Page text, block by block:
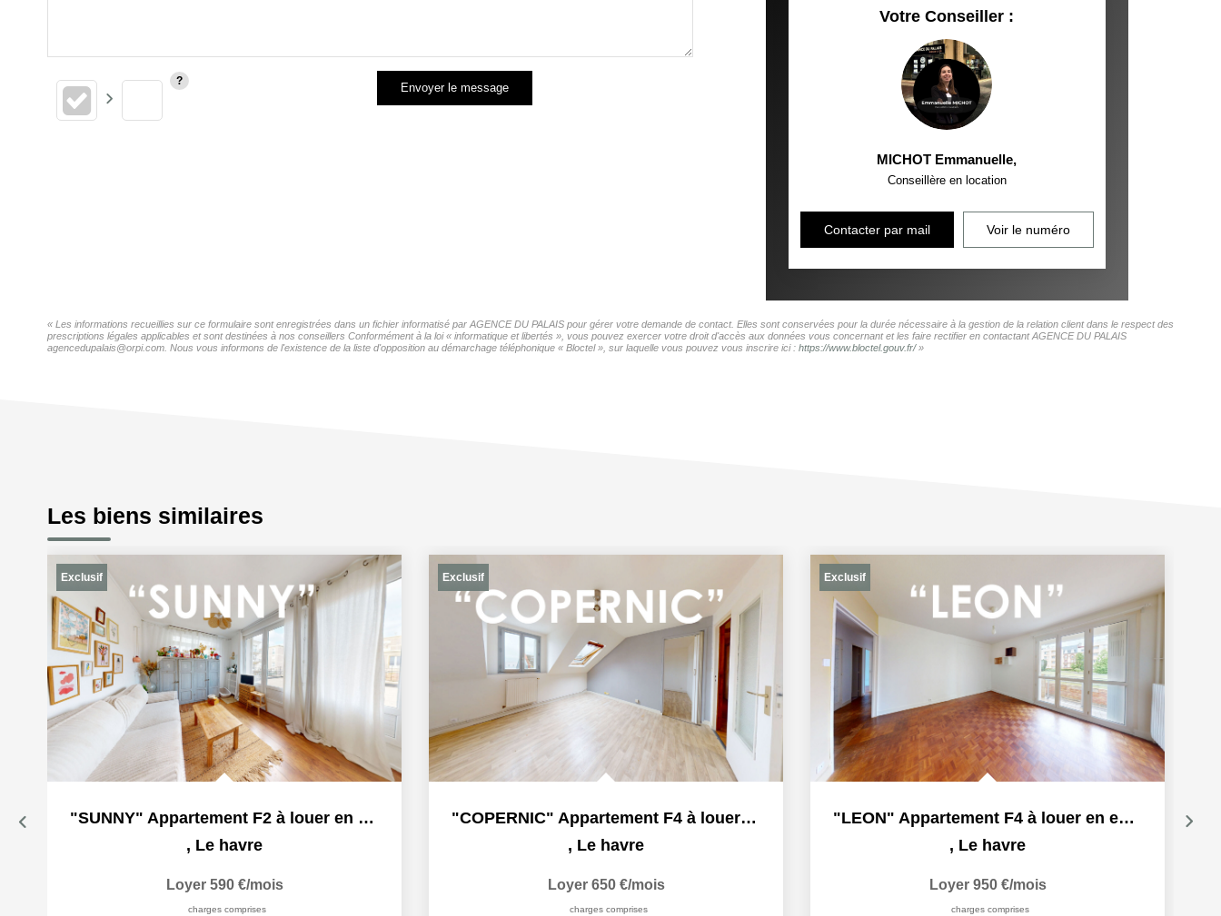
Envoyer le message
Votre Conseiller :
MICHOT Emmanuelle,
Conseillère en location
Contacter par mail Voir le numéro
« Les informations recueillies sur ce formulaire sont enregistrées dans un fichier informatisé par AGENCE DU PALAIS pour gérer votre demande de contact. Elles sont conservées pour la durée nécessaire à la gestion de la relation client dans le respect des
prescriptions légales applicables et sont destinées à nos conseillers Conformément à la loi « informatique et libertés », vous pouvez exercer votre droit d'accès aux données vous concernant et les faire rectifier en contactant AGENCE DU PALAIS
agencedupalais@orpi.com. Nous vous informons de l'existence de la liste d'opposition au démarchage téléphonique « Bloctel », sur laquelle vous pouvez vous inscrire ici : https://www.bloctel.gouv.fr/»
Les biens similaires
Exclusif
"SUNNY" Appartement F2 à louer en exclusivité à Le Havre...
, Le havre
Loyer 590 €/mois
charges comprises
Exclusif
"COPERNIC" Appartement F4 à louer en exclusivité à Le...
, Le havre
Loyer 650 €/mois
charges comprises
Exclusif
"LEON" Appartement F4 à louer en exclusivité à Le Havre,...
, Le havre
Loyer 950 €/mois
charges comprises